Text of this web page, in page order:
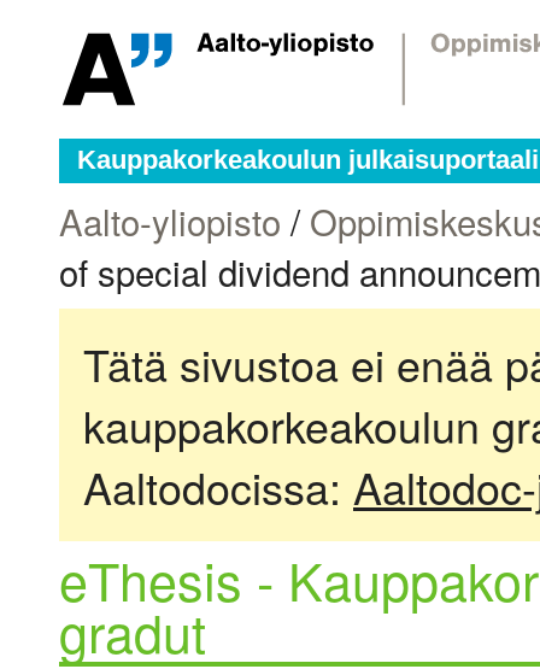
Kauppakorkeakoulun julkaisuportaali
Aalto-yliopisto /
of special dividend
Tätä sivustoa ei enää
kauppakorkeakoulun
Aaltodocissa:
eThesis -
gradut